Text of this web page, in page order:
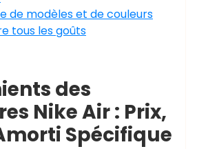
de modèles et de couleurs
tous les goûts
des
Nike Air : Prix,
Spécifique